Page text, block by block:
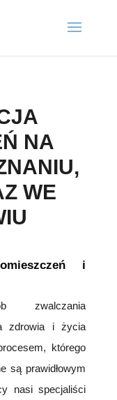
NA
WE
i
zwalczania
zdrowia i życia
którego
są prawidłowym
nasi specjaliści